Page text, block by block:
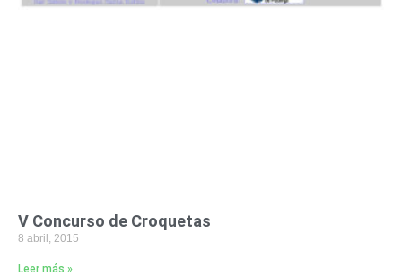
V Concurso de Croquetas
8 abril, 2015
Leer más »